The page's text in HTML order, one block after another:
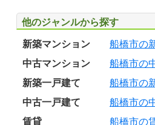
他のジャンルから探す
新築マンション 船橋市の
中古マンション
船橋市の
新築一戸建て
船橋市の
中古一戸建て
船橋市の
賃貸
船橋市の